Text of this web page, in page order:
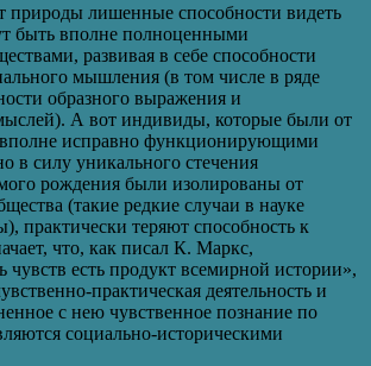
природы лишенные способности видеть
быть вполне полноценными
развивая в себе способности
мышления (в том числе в ряде
образного выражения и
А вот индивиды, которые были от
исправно функционирующими
в силу уникального стечения
рождения были изолированы от
(такие редкие случаи в науке
практически теряют способность к
что, как писал К. Маркс,
чувств есть продукт всемирной истории»,
практическая деятельность и
с нею чувственное познание по
социально-историческими